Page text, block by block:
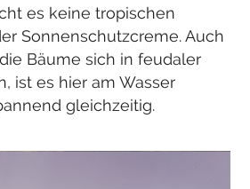
es keine tropischen
Sonnenschutzcreme. Auch
Bäume sich in feudaler
ist es hier am Wasser
gleichzeitig.